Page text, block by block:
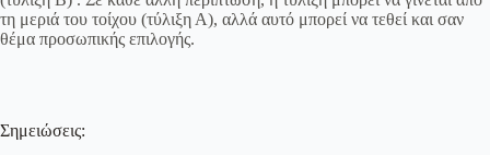
τη μεριά του τοίχου (τύλιξη Α), αλλά αυτό μπορεί να τεθεί και σαν
θέμα προσωπικής επιλογής.
Σημειώσεις: